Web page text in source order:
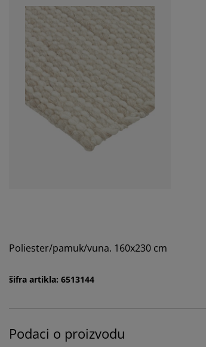
Poliester/pamuk/vuna. 160x230 cm
šifra artikla: 6513144
Podaci o proizvodu